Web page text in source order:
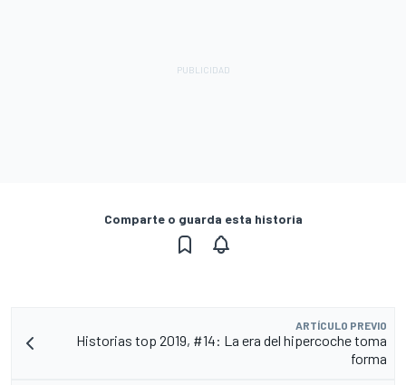
Comparte o guarda esta historia
ARTÍCULO PREVIO
Historias top 2019, #14: La era del hipercoche toma
forma